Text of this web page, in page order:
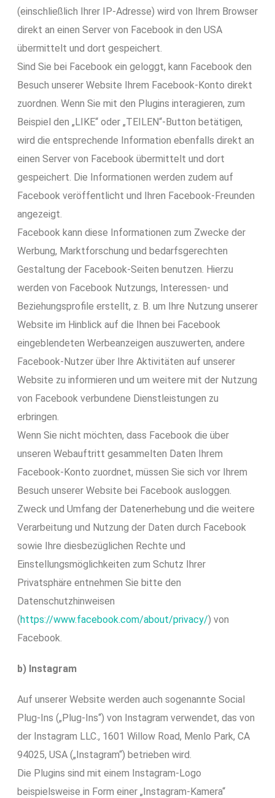
(einschließlich Ihrer IP-Adresse) wird von Ihrem Browser
direkt an einen Server von Facebook in den USA
übermittelt und dort gespeichert.
Sind Sie bei Facebook ein geloggt, kann Facebook den
Besuch unserer Website Ihrem Facebook-Konto direkt
zuordnen. Wenn Sie mit den Plugins interagieren, zum
Beispiel den „LIKE“ oder „TEILEN“-Button betätigen,
wird die entsprechende Information ebenfalls direkt an
einen Server von Facebook übermittelt und dort
gespeichert. Die Informationen werden zudem auf
Facebook veröffentlicht und Ihren Facebook-Freunden
angezeigt.
Facebook kann diese Informationen zum Zwecke der
Werbung, Marktforschung und bedarfsgerechten
Gestaltung der Facebook-Seiten benutzen. Hierzu
werden von Facebook Nutzungs, Interessen- und
Beziehungsprofile erstellt, z. B. um Ihre Nutzung unserer
Website im Hinblick auf die Ihnen bei Facebook
eingeblendeten Werbeanzeigen auszuwerten, andere
Facebook-Nutzer über Ihre Aktivitäten auf unserer
Website zu informieren und um weitere mit der Nutzung
von Facebook verbundene Dienstleistungen zu
erbringen.
Wenn Sie nicht möchten, dass Facebook die über
unseren Webauftritt gesammelten Daten Ihrem
Facebook-Konto zuordnet, müssen Sie sich vor Ihrem
Besuch unserer Website bei Facebook ausloggen.
Zweck und Umfang der Datenerhebung und die weitere
Verarbeitung und Nutzung der Daten durch Facebook
sowie Ihre diesbezüglichen Rechte und
Einstellungsmöglichkeiten zum Schutz Ihrer
Privatsphäre entnehmen Sie bitte den
Datenschutzhinweisen
(https://www.facebook.com/about/privacy/) von
Facebook.
b) Instagram
Auf unserer Website werden auch sogenannte Social
Plug-Ins („Plug-Ins“) von Instagram verwendet, das von
der Instagram LLC., 1601 Willow Road, Menlo Park, CA
94025, USA („Instagram“) betrieben wird.
Die Plugins sind mit einem Instagram-Logo
beispielsweise in Form einer „Instagram-Kamera“